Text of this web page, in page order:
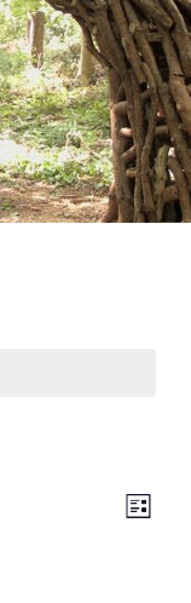
Liste